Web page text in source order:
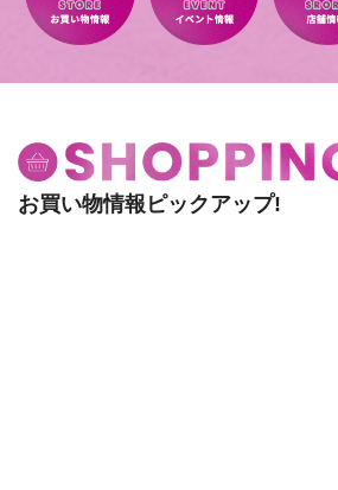
「トップバ
で履くスリッ
お買い物情報ピックアップ!